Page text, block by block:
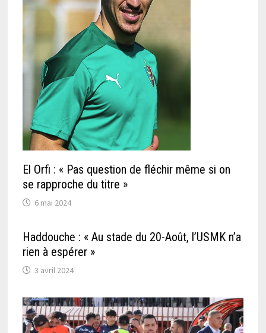
El Orfi : « Pas question de fléchir même si on
se rapproche du titre »
6 mai 2024
Haddouche : « Au stade du 20-Août, l’USMK n’a
rien à espérer »
3 avril 2024